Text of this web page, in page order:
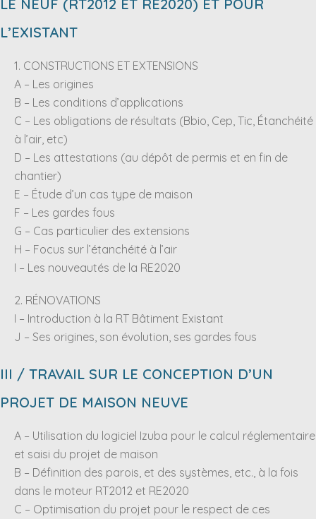
LE NEUF (RT2012 ET RE2020) ET POUR
L’EXISTANT
1. CONSTRUCTIONS ET EXTENSIONS
A – Les origines
B – Les conditions d’applications
C – Les obligations de résultats (Bbio, Cep, Tic, Étanchéité
à l’air, etc)
D – Les attestations (au dépôt de permis et en fin de
chantier)
E – Étude d’un cas type de maison
F – Les gardes fous
G – Cas particulier des extensions
H – Focus sur l’étanchéité à l’air
I – Les nouveautés de la RE2020
2. RÉNOVATIONS
I – Introduction à la RT Bâtiment Existant
J – Ses origines, son évolution, ses gardes fous
III / TRAVAIL SUR LE CONCEPTION D’UN
PROJET DE MAISON NEUVE
A – Utilisation du logiciel Izuba pour le calcul réglementaire
et saisi du projet de maison
B – Définition des parois, et des systèmes, etc., à la fois
dans le moteur RT2012 et RE2020
C – Optimisation du projet pour le respect de ces